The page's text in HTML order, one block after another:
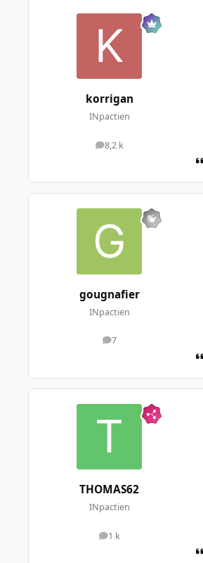
korrigan
INpactien
8,2 k
messages
gougnafier
INpactien
7
messages
THOMAS62
INpactien
1 k
messages